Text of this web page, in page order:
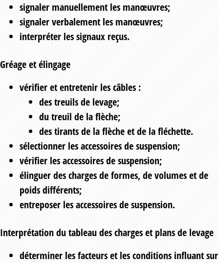
signaler manuellement les manœuvres;
signaler verbalement les manœuvres;
interpréter les signaux reçus.
Gréage et élingage
vérifier et entretenir les câbles :
des treuils de levage;
du treuil de la flèche;
des tirants de la flèche et de la fléchette.
sélectionner les accessoires de suspension;
vérifier les accessoires de suspension;
élinguer des charges de formes, de volumes et de
poids différents;
entreposer les accessoires de suspension.
Interprétation du tableau des charges et plans de levage
déterminer les facteurs et les conditions influant sur